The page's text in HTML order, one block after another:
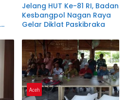
Jelang HUT Ke-81 RI, Badan
Kesbangpol Nagan Raya
Gelar Diklat Paskibraka
Aceh